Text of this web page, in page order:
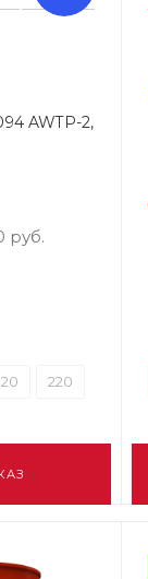
AWTP-2,
руб.
20 220